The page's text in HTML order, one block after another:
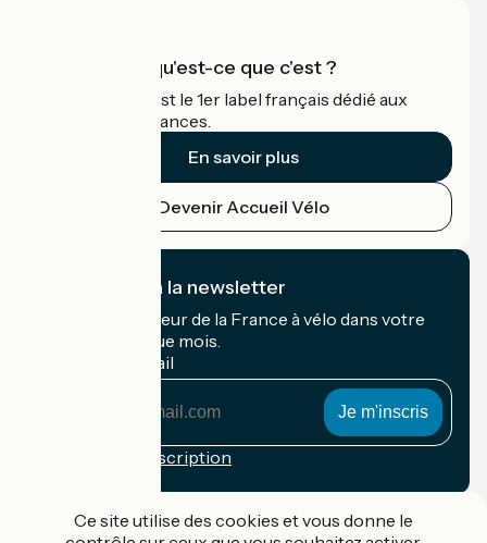
Accueil Vélo qu'est-ce que c'est ?
Accueil Vélo c'est le 1er label français dédié aux
cyclistes en vacances.
En savoir plus
Devenir Accueil Vélo
Je m'abonne à la newsletter
Recevez le meilleur de la France à vélo dans votre
boîte mail chaque mois.
Mon adresse mail
Conditions d'inscription
Ce site utilise des cookies et vous donne le